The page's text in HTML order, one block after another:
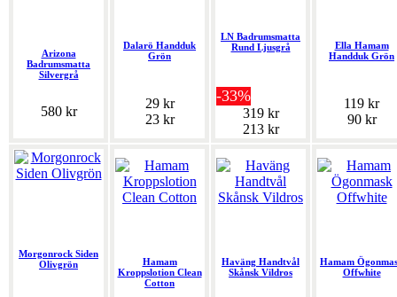
Arizona
Badrumsmatta
Silvergrå
580 kr
Dalarö Handduk
Grön
29 kr
23 kr
LN Badrumsmatta
Rund Ljusgrå
-33%
319 kr
213 kr
Ella Hamam
Handduk Grön
119 kr
90 kr
Morgonrock Siden
Olivgrön
Hamam
Kroppslotion Clean
Cotton
Haväng Handtvål
Skånsk Vildros
Hamam
Offwhite